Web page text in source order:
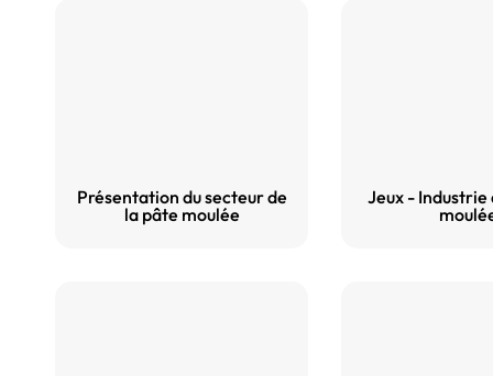
Présentation du secteur de
la pâte moulée
Jeux - Industrie